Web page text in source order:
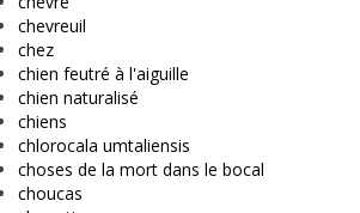
chevreuil
chez
chien feutré à l'aiguille
chien naturalisé
chiens
chlorocala umtaliensis
choses de la mort dans le bocal
choucas